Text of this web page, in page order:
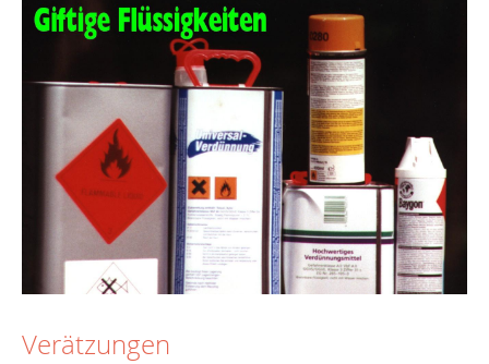
Verätzungen